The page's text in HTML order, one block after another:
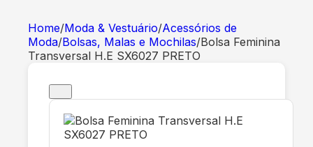
Home/Moda & Vestuário/Acessórios de
Moda/Bolsas, Malas e Mochilas/Bolsa Feminina
Transversal H.E SX6027 PRETO